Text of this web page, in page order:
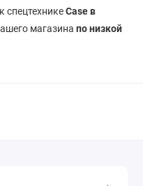
к спецтехникеCase в
магазина по низкой